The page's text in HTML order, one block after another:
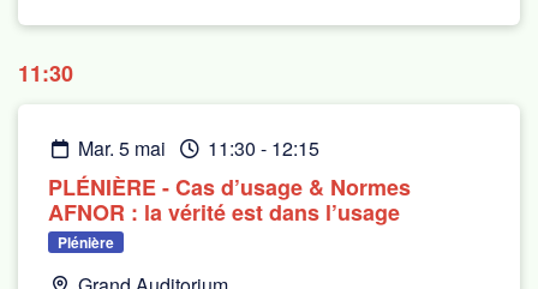
11:30
mar. 5 mai 11:30 - 12:15
PLÉNIÈRE - Cas d’usage & Normes
AFNOR : la vérité est dans l’usage
Plénière